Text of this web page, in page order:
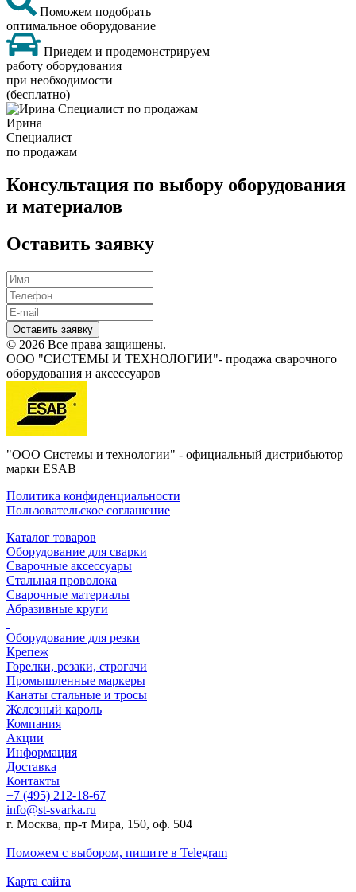
Поможем подобрать
оптимальное оборудование
Приедем и продемонстрируем
работу оборудования
при необходимости
(бесплатно)
Ирина
Специалист
по продажам
Консультация по выбору оборудования
и материалов
Оставить заявку
Оставить заявку
© 2026 Все права защищены.
ООО "СИСТЕМЫ И ТЕХНОЛОГИИ"- продажа сварочного
оборудования и аксессуаров
"ООО Системы и технологии" - официальный дистрибьютор
марки ESAB
Политика конфиденциальности
Пользовательское соглашение
Каталог товаров
Оборудование для сварки
Сварочные аксессуары
Стальная проволока
Сварочные материалы
Абразивные круги
Оборудование для резки
Крепеж
Горелки, резаки, строгачи
Промышленные маркеры
Канаты стальные и тросы
Железный кароль
Компания
Акции
Информация
Доставка
Контакты
+7 (495) 212-18-67
info@st-svarka.ru
г. Москва, пр-т Мира, 150, оф. 504
Поможем с выбором, пишите в Telegram
Карта сайта